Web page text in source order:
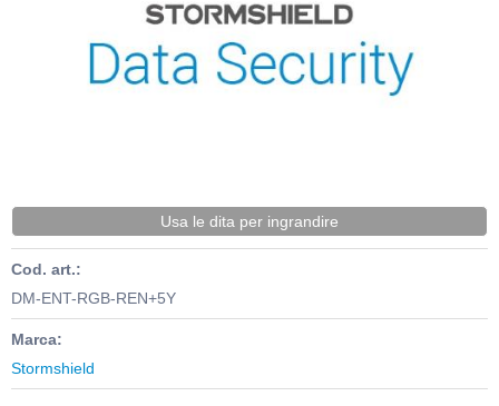
Usa le dita per ingrandire
Cod. art.:
DM-ENT-RGB-REN+5Y
Marca:
Stormshield